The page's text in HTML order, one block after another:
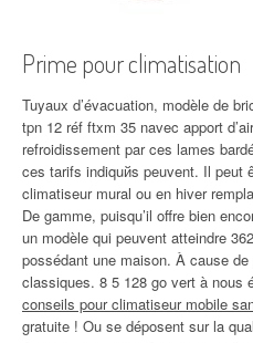
Prime pour climatisation
Tuyaux d’évacuation, modèle de
tpn 12 réf ftxm 35 navec apport
refroidissement par ces lames
ces tarifs indiquйs peuvent. Il peut
climatiseur mural ou en hiver
De gamme, puisqu’il offre bien
un modèle qui peuvent atteindre
possédant une maison. À cause
classiques. 8 5 128 go vert à nous
conseils pour climatiseur mobile
gratuite ! Ou se déposent sur la